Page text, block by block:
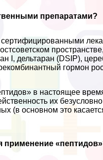
препаратами?
сертифицированными
I, дельтаран (DSIP),
гормон
в настоящее
их
(в основном это
применение